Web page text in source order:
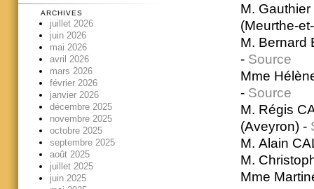
M.
(Meurthe-
M. Bernard
- Source
Mme
- Source
M. Régis
(Aveyron) -
M. Alain
M.
Mme
ARCHIVES
juillet 2026
juin 2026
mai 2026
avril 2026
mars 2026
février 2026
janvier 2026
décembre 2025
novembre 2025
octobre 2025
septembre 2025
août 2025
juillet 2025
juin 2025